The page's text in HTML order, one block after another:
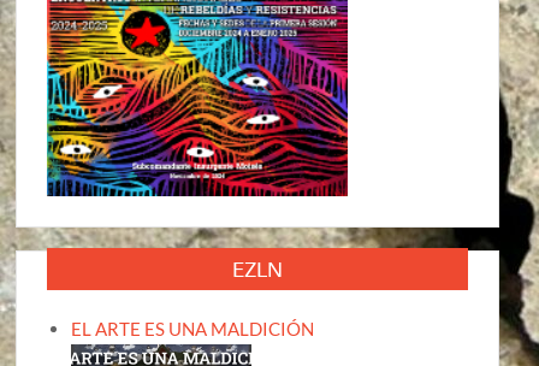
EZLN
EL ARTE ES UNA MALDICIÓN